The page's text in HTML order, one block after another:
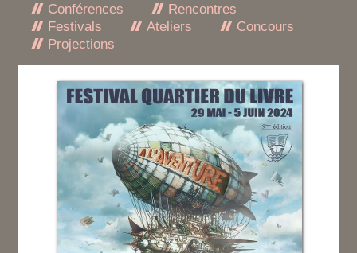
Conférences
Rencontres
Festivals
Ateliers
Concours
Projections